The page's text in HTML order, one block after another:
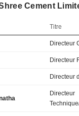
Cement
Titre
Directeur
Directeur
Directeur
Directeur